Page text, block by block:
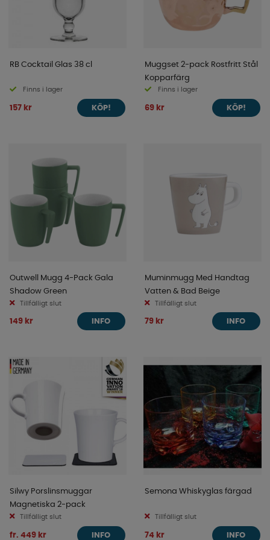
RB Cocktail Glas 38 cl
Finns i lager
157 kr KÖP!
Muggset 2-pack Rostfritt Stål
Kopparfärg
Finns i lager
69 kr KÖP!
Outwell Mugg 4-Pack Gala
Shadow Green
Tillfälligt slut
149 kr INFO
Muminmugg Med Handtag
Vatten & Bad Beige
Tillfälligt slut
79 kr INFO
Silwy Porslinsmuggar
Magnetiska 2-pack
Tillfälligt slut
fr. 449 kr INFO
Semona Whiskyglas färgad
Tillfälligt slut
74 kr INFO